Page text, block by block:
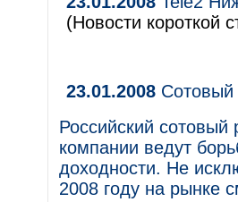
(Новости короткой
23.01.2008 Сотовый
Российский сотовый
компании ведут
доходности. Не
2008 году на рынке